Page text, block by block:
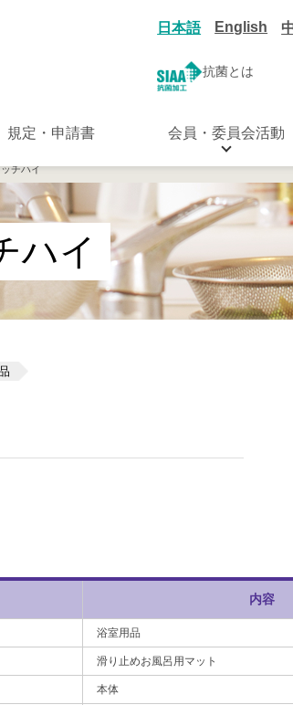
日本語 English
抗菌とは
規定・申請書 会員・委員会活動
チハイ
ハイ
内容
浴室用品
滑り止めお風呂用マット
本体